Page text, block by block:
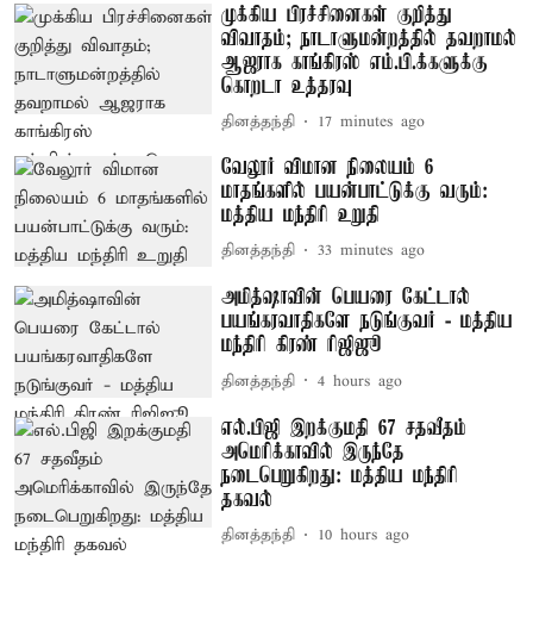
முக்கிய பிரச்சினைகள் குறித்து
விவாதம்; நாடாளுமன்றத்தில் தவறாமல்
ஆஜராக காங்கிரஸ் எம்.பி.க்களுக்கு
கொறடா உத்தரவு
தினத்தந்தி 17 minutes ago
வேலூர் விமான நிலையம் 6
மாதங்களில் பயன்பாட்டுக்கு வரும்:
மத்திய மந்திரி உறுதி
தினத்தந்தி 33 minutes ago
அமித்ஷாவின் பெயரை கேட்டால்
பயங்கரவாதிகளே நடுங்குவர் - மத்திய
மந்திரி கிரண் ரிஜிஜூ
தினத்தந்தி 4 hours ago
எல்.பிஜி இறக்குமதி 67 சதவீதம்
அமெரிக்காவில் இருந்தே
நடைபெறுகிறது: மத்திய மந்திரி
தகவல்
தினத்தந்தி 10 hours ago